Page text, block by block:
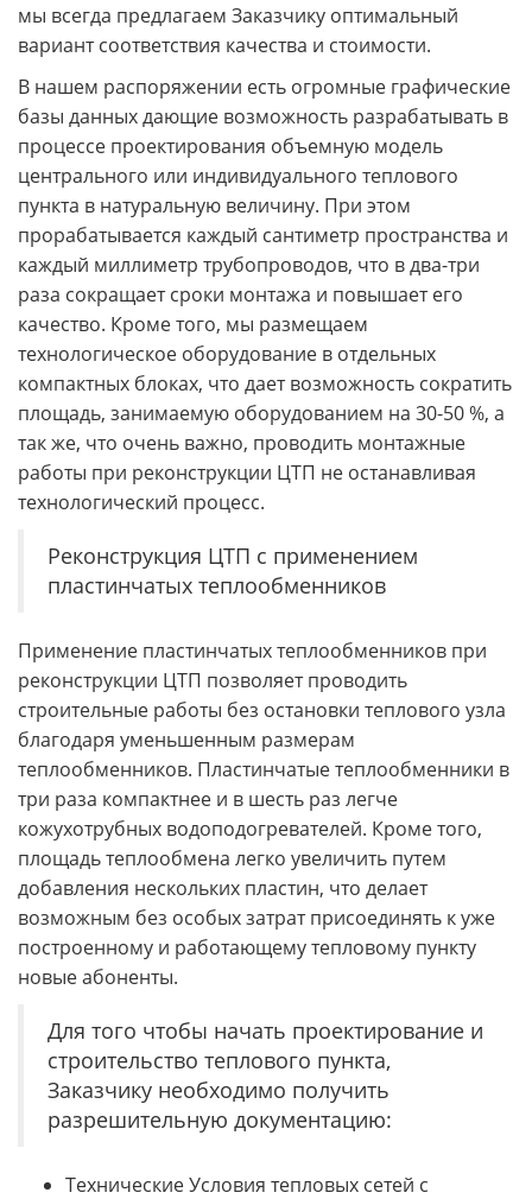
мы всегда предлагаем Заказчику оптимальный
вариант соответствия качества и стоимости.
В нашем распоряжении есть огромные графические
базы данных дающие возможность разрабатывать в
процессе проектирования объемную модель
центрального или индивидуального теплового
пункта в натуральную величину. При этом
прорабатывается каждый сантиметр пространства и
каждый миллиметр трубопроводов, что в два-три
раза сокращает сроки монтажа и повышает его
качество. Кроме того, мы размещаем
технологическое оборудование в отдельных
компактных блоках, что дает возможность сократить
площадь, занимаемую оборудованием на 30-50 %, а
так же, что очень важно, проводить монтажные
работы при реконструкции ЦТП не останавливая
технологический процесс.
Реконструкция ЦТП с применением
пластинчатых теплообменников
Применение пластинчатых теплообменников при
реконструкции ЦТП позволяет проводить
строительные работы без остановки теплового узла
благодаря уменьшенным размерам
теплообменников. Пластинчатые теплообменники в
три раза компактнее и в шесть раз легче
кожухотрубных водоподогревателей. Кроме того,
площадь теплообмена легко увеличить путем
добавления нескольких пластин, что делает
возможным без особых затрат присоединять к уже
построенному и работающему тепловому пункту
новые абоненты.
Для того чтобы начать проектирование и
строительство теплового пункта,
Заказчику необходимо получить
разрешительную документацию:
Технические Условия тепловых сетей с